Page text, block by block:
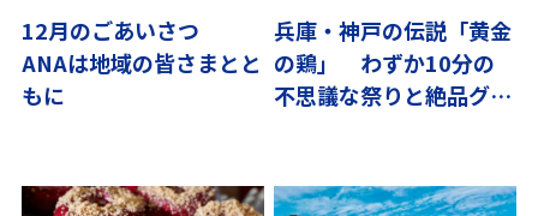
12月のごあいさつ
ANAは地域の皆さまとと
もに
兵庫・神戸の伝説「黄金
の鶏」 わずか10分の
不思議な祭りと絶品グル